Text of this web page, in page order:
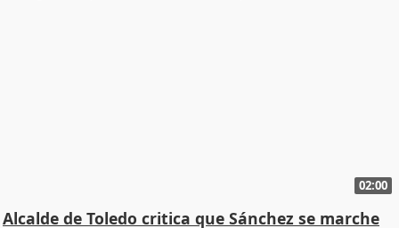
02:00
Alcalde de Toledo critica que Sánchez se marche